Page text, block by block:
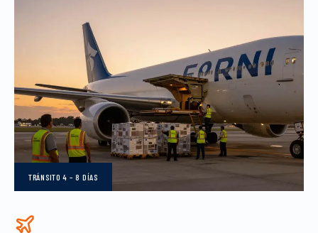
TRÁNSITO4 – 8 DÍAS